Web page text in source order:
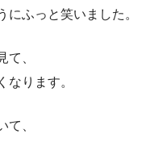
にふっと笑いました。
て、
なります。
て、